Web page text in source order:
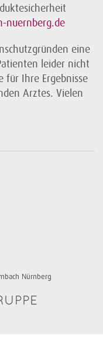
nuernberg.de
eine
leider nicht
für Ihre Ergebnisse
Arztes. Vielen
Nürnberg